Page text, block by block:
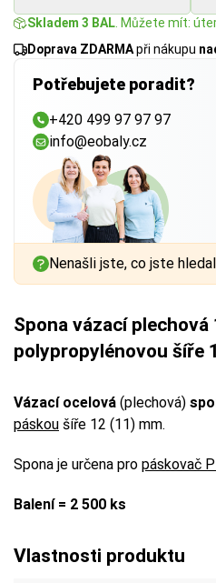
Skladem 3 BAL . Můžete mít:
Doprava ZDARMApři nákupu
Potřebujete poradit?
+420 499 97 97 97
info@eobaly.cz
Nenašli jste, co jste
Spona vázací plechová
polypropylénovou šíře
Vázací ocelová (plechová)
páskou šíře 12 (11) mm.
Spona je určena pro páskovač
Balení = 2 500 ks
Vlastnosti produktu